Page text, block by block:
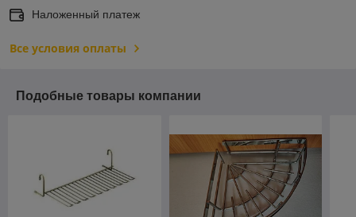
Наложенный платеж
Все условия оплаты
Подобные товары компании